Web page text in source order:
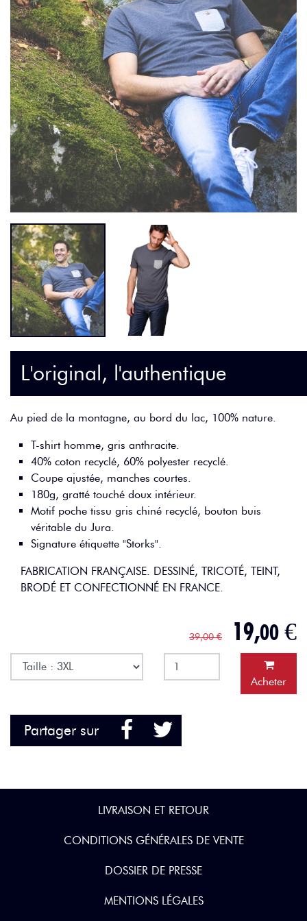
L'original, l'authentique
Au pied de la montagne, au bord du lac, 100% nature.
T-shirt homme, gris anthracite.
40% coton recyclé, 60% polyester recyclé.
Coupe ajustée, manches courtes.
180g, gratté touché doux intérieur.
Motif poche tissu gris chiné recyclé, bouton buis
véritable du Jura.
Signature étiquette "Storks".
FABRICATION FRANÇAISE. DESSINÉ, TRICOTÉ, TEINT,
BRODÉ ET CONFECTIONNÉ EN FRANCE.
39,00 € 19,00 €
Acheter
Partager sur Facebook
LIVRAISON ET RETOUR
CONDITIONS GÉNÉRALES DE VENTE
DOSSIER DE PRESSE
MENTIONS LÉGALES